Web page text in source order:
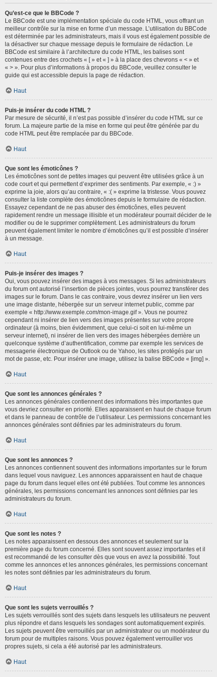
Qu’est-ce que le BBCode ?
Le BBCode est une implémentation spéciale du code HTML, vous offrant un
meilleur contrôle sur la mise en forme d’un message. L’utilisation du BBCode
est déterminée par les administrateurs, mais il vous est également possible de
la désactiver sur chaque message depuis le formulaire de rédaction. Le
BBCode est similaire à l’architecture du code HTML, les balises sont
contenues entre des crochets « [ » et « ] » à la place des chevrons « < » et
« > ». Pour plus d’informations à propos du BBCode, veuillez consulter le
guide qui est accessible depuis la page de rédaction.
Haut
Puis-je insérer du code HTML ?
Par mesure de sécurité, il n’est pas possible d’insérer du code HTML sur ce
forum. La majeure partie de la mise en forme qui peut être générée par du
code HTML peut être remplacée par du BBCode.
Haut
Que sont les émoticônes ?
Les émoticônes sont de petites images qui peuvent être utilisées grâce à un
code court et qui permettent d’exprimer des sentiments. Par exemple, « :) »
exprime la joie, alors qu’au contraire, « :( » exprime la tristesse. Vous pouvez
consulter la liste complète des émoticônes depuis le formulaire de rédaction.
Essayez cependant de ne pas abuser des émoticônes, elles peuvent
rapidement rendre un message illisible et un modérateur pourrait décider de le
modifier ou de le supprimer complètement. Les administrateurs du forum
peuvent également limiter le nombre d’émoticônes qu’il est possible d’insérer
à un message.
Haut
Puis-je insérer des images ?
Oui, vous pouvez insérer des images à vos messages. Si les administrateurs
du forum ont autorisé l’insertion de pièces jointes, vous pourrez transférer des
images sur le forum. Dans le cas contraire, vous devrez insérer un lien vers
une image distante, hébergée sur un serveur internet public, comme par
exemple « http://www.exemple.com/mon-image.gif ». Vous ne pourrez
cependant ni insérer de lien vers des images présentes sur votre propre
ordinateur (à moins, bien évidemment, que celui-ci soit en lui-même un
serveur internet), ni insérer de lien vers des images hébergées derrière un
quelconque système d’authentification, comme par exemple les services de
messagerie électronique de Outlook ou de Yahoo, les sites protégés par un
mot de passe, etc. Pour insérer une image, utilisez la balise BBCode « [img] ».
Haut
Que sont les annonces générales ?
Les annonces générales contiennent des informations très importantes que
vous devriez consulter en priorité. Elles apparaissent en haut de chaque forum
et dans le panneau de contrôle de l’utilisateur. Les permissions concernant les
annonces générales sont définies par les administrateurs du forum.
Haut
Que sont les annonces ?
Les annonces contiennent souvent des informations importantes sur le forum
dans lequel vous naviguez. Les annonces apparaissent en haut de chaque
page du forum dans lequel elles ont été publiées. Tout comme les annonces
générales, les permissions concernant les annonces sont définies par les
administrateurs du forum.
Haut
Que sont les notes ?
Les notes apparaissent en dessous des annonces et seulement sur la
première page du forum concerné. Elles sont souvent assez importantes et il
est recommandé de les consulter dès que vous en avez la possibilité. Tout
comme les annonces et les annonces générales, les permissions concernant
les notes sont définies par les administrateurs du forum.
Haut
Que sont les sujets verrouillés ?
Les sujets verrouillés sont des sujets dans lesquels les utilisateurs ne peuvent
plus répondre et dans lesquels les sondages sont automatiquement expirés.
Les sujets peuvent être verrouillés par un administrateur ou un modérateur du
forum pour de multiples raisons. Vous pouvez également verrouiller vos
propres sujets, si cela a été autorisé par les administrateurs.
Haut